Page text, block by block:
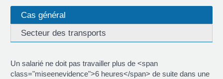
Cas général
Secteur des transports
Un salarié ne doit pas travailler plus de <span
class="miseenevidence">6 heures</span> de suite dans une